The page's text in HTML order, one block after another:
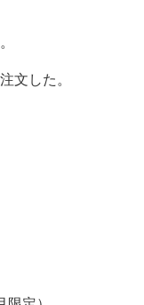
文した。